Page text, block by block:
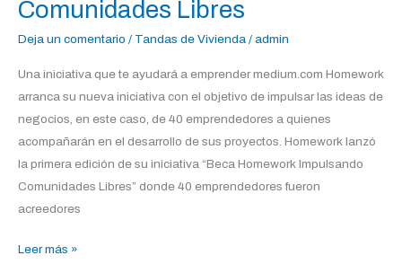
Comunidades Libres
Deja un comentario / Tandas de Vivienda / admin
Una iniciativa que te ayudará a emprender medium.com Homework
arranca su nueva iniciativa con el objetivo de impulsar las ideas de
negocios, en este caso, de 40 emprendedores a quienes
acompañarán en el desarrollo de sus proyectos. Homework lanzó
la primera edición de su iniciativa “Beca Homework Impulsando
Comunidades Libres” donde 40 emprendedores fueron
acreedores
Libres
Leer más »